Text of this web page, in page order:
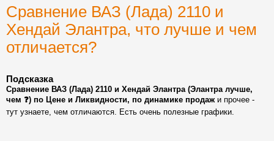
Сравнение ВАЗ (Лада) 2110 и
Хендай Элантра, что лучше и чем
отличается?
Подсказка
Сравнение ВАЗ (Лада) 2110 и Хендай Элантра (Элантра лучше,
чем ❓) по Цене и Ликвидности, по динамике продажи прочее -
тут узнаете, чем отличаются. Есть очень полезные графики.